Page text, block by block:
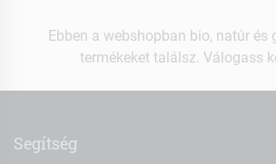
Ebben a webshopban bio, natúr és
termékeket találsz. Válogass
Segítség